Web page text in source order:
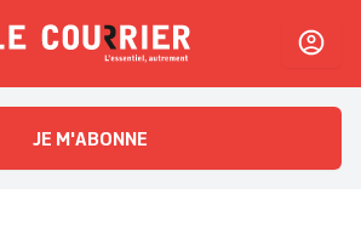
L'essentiel, autrement
JE M'ABONNE